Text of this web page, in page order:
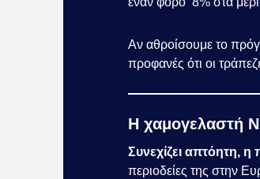
Αν αθροίσουμε το
προφανές ότι οι
Η χαμογελαστή
Συνεχίζει απτόητη,
περιοδείες της στην